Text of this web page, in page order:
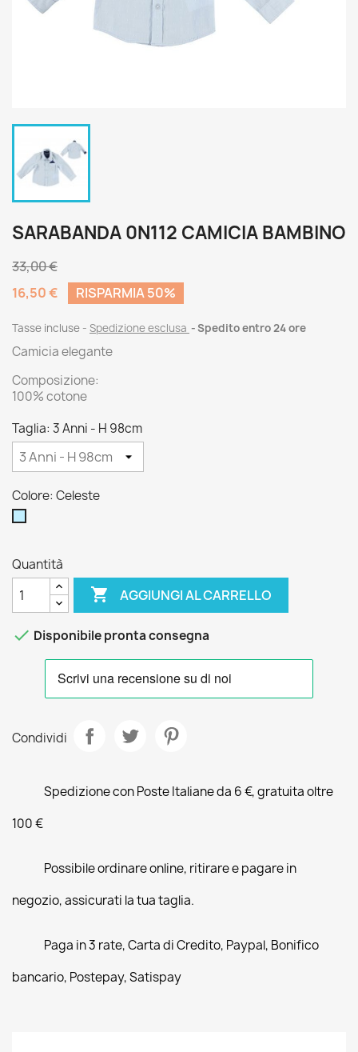
SARABANDA 0N112 CAMICIA BAMBINO
33,00 €
16,50 €
RISPARMIA 50%
Tasse incluse Spedizione esclusa Spedito entro 24 ore
Camicia elegante
Composizione:
100% cotone
Taglia: 3 Anni - H 98cm
Colore: Celeste
Quantità
 AGGIUNGI AL CARRELLO
 Disponibile pronta consegna
Condividi
Spedizione con Poste Italiane da 6 €, gratuita oltre
100 €
Possibile ordinare online, ritirare e pagare in
negozio, assicurati la tua taglia.
Paga in 3 rate, Carta di Credito, Paypal, Bonifico
bancario, Postepay, Satispay